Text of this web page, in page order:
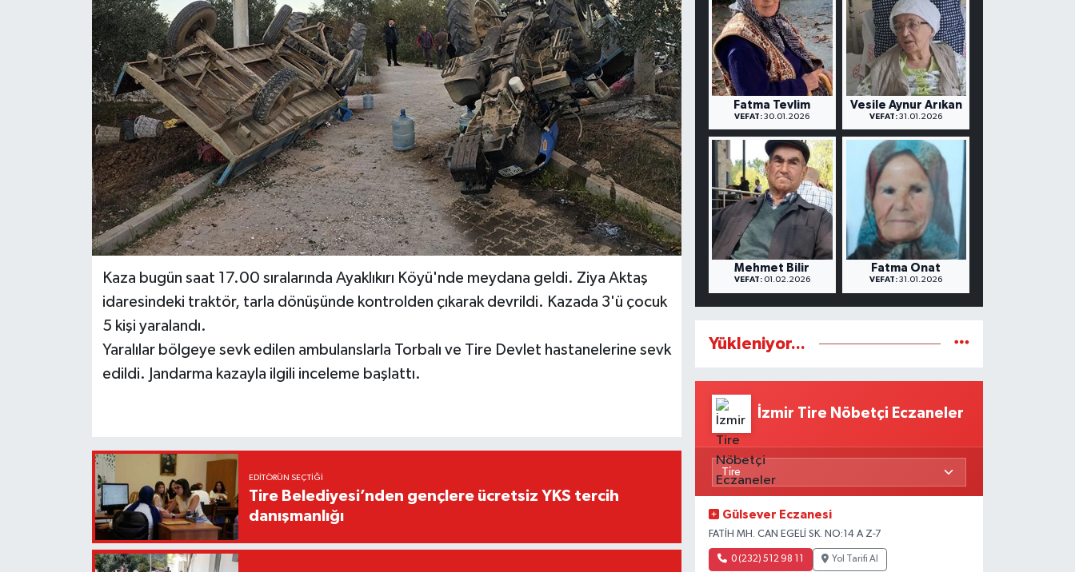
Kaza bugün saat 17.00 sıralarında Ayaklıkırı Köyü'nde meydana geldi. Ziya Aktaş
idaresindeki traktör, tarla dönüşünde kontrolden çıkarak devrildi. Kazada 3'ü çocuk
5 kişi yaralandı.
Yaralılar bölgeye sevk edilen ambulanslarla Torbalı ve Tire Devlet hastanelerine sevk
edildi. Jandarma kazayla ilgili inceleme başlattı.
EDITÖRÜN SEÇTIĞI
Tire Belediyesi’nden gençlere ücretsiz YKS tercih
danışmanlığı
Fatma Tevlim
VEFAT: 30.01.2026
Vesile Aynur Arıkan
VEFAT: 31.01.2026
Mehmet Bilir
VEFAT:01.02.2026
Fatma Onat
VEFAT: 31.01.2026
Yükleniyor...
İzmir Tire Nöbetçi Eczaneler
Gülsever Eczanesi
FATİH MH. CAN EGELİ SK. NO:14 A Z-7
0 (232) 512 98 11 Yol Tarifi Al